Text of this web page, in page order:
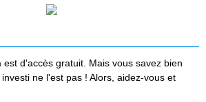
est d'accès gratuit. Mais vous savez bien
ne l'est pas ! Alors, aidez-vous et